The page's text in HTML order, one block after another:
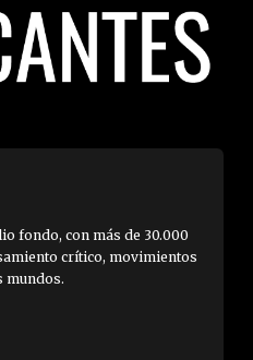
fondo, con más de 30.000
crítico, movimientos
mundos.